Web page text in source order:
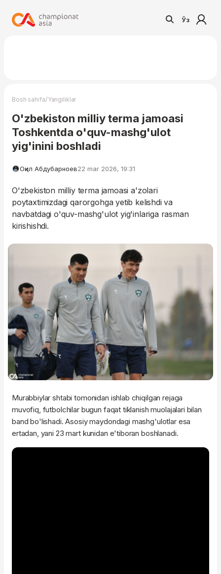
Ўз
Bosh sahifa/Yangiliklar
O'zbekiston milliy terma jamoasi
Toshkentda o'quv-mashg'ulot
yig'inini boshladi
Оқил Абдубарноев22 mar 2026, 19:31
O'zbekiston milliy terma jamoasi a'zolari
poytaxtimizdagi qarorgohga yetib kelishdi va
navbatdagi o'quv-mashg'ulot yig'inlariga rasman
kirishishdi.
Murabbiylar shtabi tomonidan ishlab chiqilgan rejaga
muvofiq, futbolchilar bugun faqat tiklanish muolajalari bilan
band bo'lishadi. Asosiy maydondagi mashg'ulotlar esa
ertadan, yani 23 mart kunidan e'tiboran boshlanadi.